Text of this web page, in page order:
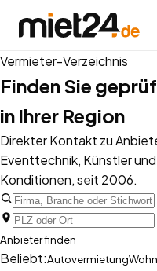
Vermieter-Verzeichnis
Finden Sie
in Ihrer Region
Direkter Kontakt zu
Eventtechnik, Künstler
Konditionen, seit 2006.
Anbieter finden
Beliebt:Autovermietung